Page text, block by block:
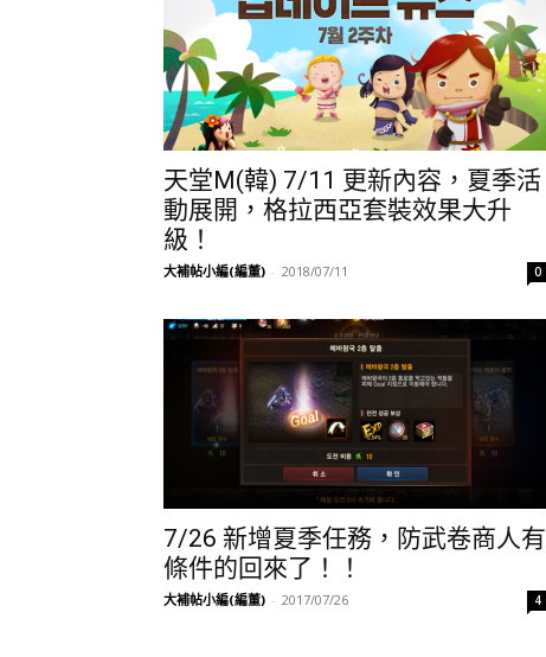
天堂M(韓) 7/11 更新內容，夏季活
動展開，格拉西亞套裝效果大升
級！
大補帖小編(編董) - 2018/07/11 0
7/26 新增夏季任務，防武卷商人有
條件的回來了！！
大補帖小編(編董) - 2017/07/26 4